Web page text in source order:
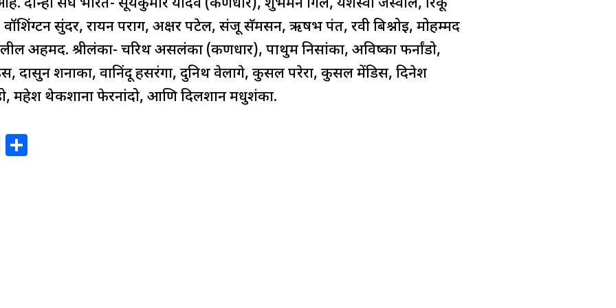
आहे. दोन्ही संघ भारत- सूर्यकुमार यादव (कर्णधार), शुभमन गिल, यशस्वी जैस्वाल, रिंकू
वॉशिंग्टन सुंदर, रायन पराग, अक्षर पटेल, संजू सॅमसन, ऋषभ पंत, रवी बिश्नोई, मोहम्मद
अहमद. श्रीलंका- चरिथ असलंका (कर्णधार), पाथुम निसांका, अविष्का फर्नांडो,
दासुन शनाका, वानिंदू हसरंगा, दुनिथ वेलागे, कुसल परेरा, कुसल मेंडिस, दिनेश
महेश थेकशाना फेरनांदो, आणि दिलशान मधुशंका.
X